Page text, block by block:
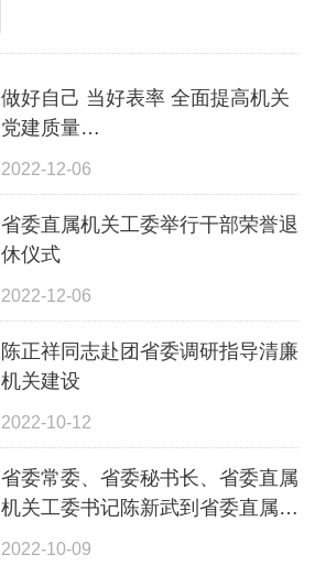
做好自己 当好表率 全面提高机关
党建质量
省委直属机关工委专题传达学习省
2022-12-06
省委直属机关工委举行干部荣誉退
休仪式
2022-12-06
陈正祥同志赴团省委调研指导清廉
机关建设
2022-10-12
省委常委、省委秘书长、省委直属
机关工委书记陈新武到省委直属机
关工委走访调研
2022-10-09